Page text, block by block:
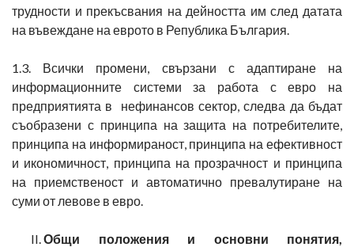
трудности и прекъсвания на дейността им след датата
на въвеждане на еврото в Република България.
1.3. Всички промени, свързани с адаптиране на
информационните системи за работа с евро на
предприятията в нефинансов сектор, следва да бъдат
съобразени с принципа на защита на потребителите,
принципа на информираност, принципа на ефективност
и икономичност, принципа на прозрачност и принципа
на приемственост и автоматично превалутиране на
суми от левове в евро.
Общи положения и основни понятия,